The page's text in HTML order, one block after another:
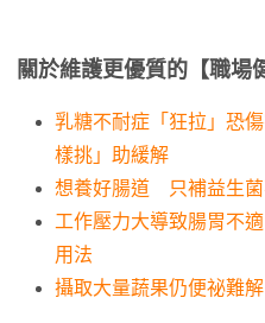
關於維護更優質的【職場
乳糖不耐症「狂拉」恐
樣挑」助緩解
想養好腸道 只補益生菌
工作壓力大導致腸胃不
用法
攝取大量蔬果仍便祕難